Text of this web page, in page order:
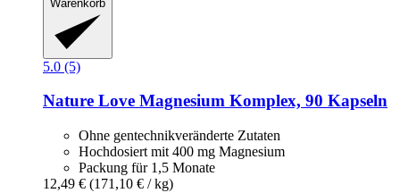
Warenkorb
5.0 (5)
Nature Love Magnesium Komplex, 90 Kapseln
Ohne gentechnikveränderte Zutaten
Hochdosiert mit 400 mg Magnesium
Packung für 1,5 Monate
12,49 € (171,10 € / kg)